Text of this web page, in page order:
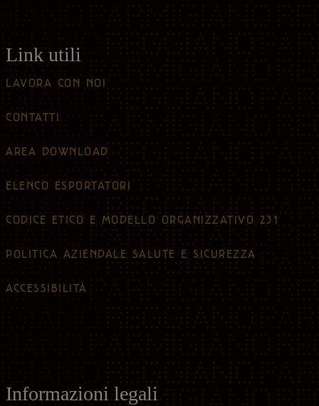
Link utili
LAVORA CON NOI
CONTATTI
AREA DOWNLOAD
ELENCO ESPORTATORI
CODICE ETICO E MODELLO ORGANIZZATIVO 231
POLITICA AZIENDALE SALUTE E SICUREZZA
ACCESSIBILITÀ
Informazioni legali